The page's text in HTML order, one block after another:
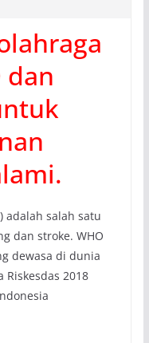
dan
adalah salah satu
dan stroke. WHO
dewasa di dunia
2018